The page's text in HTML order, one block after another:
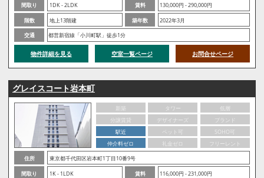
間取り
1DK - 2LDK 賃料
130,000円 - 290,000円
階数
地上13階建 築年数
2022年3月
交通
都営新宿線「小川町駅」徒歩1分
物件詳細を見る 空室一覧ページ お問合せページ
グレイスコート岩本町
新築 タワー
低層
分譲賃貸
デザイナーズ
ブランド
駅近
ペット可
SOHO可
仲介料ゼロ
礼金ゼロ
フリーレント
住所
東京都千代田区岩本町1丁目10番9号
間取り
1K - 1LDK 賃料
116,000円 - 231,000円